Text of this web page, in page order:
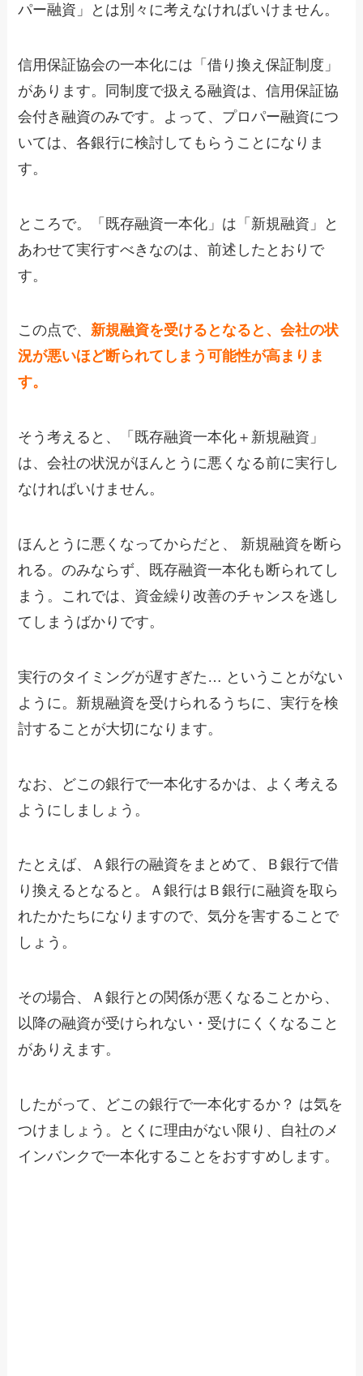
パー融資」とは別々に考えなければいけません。
信用保証協会の一本化には「借り換え保証制度」
があります。同制度で扱える融資は、信用保証協
会付き融資のみです。よって、プロパー融資につ
いては、各銀行に検討してもらうことになりま
す。
ところで。「既存融資一本化」は「新規融資」と
あわせて実行すべきなのは、前述したとおりで
す。
この点で、新規融資を受けるとなると、会社の状
況が悪いほど断られてしまう可能性が高まりま
す。
そう考えると、「既存融資一本化＋新規融資」
は、会社の状況がほんとうに悪くなる前に実行し
なければいけません。
ほんとうに悪くなってからだと、 新規融資を断ら
れる。のみならず、既存融資一本化も断られてし
まう。これでは、資金繰り改善のチャンスを逃し
てしまうばかりです。
実行のタイミングが遅すぎた… ということがない
ように。新規融資を受けられるうちに、実行を検
討することが大切になります。
なお、どこの銀行で一本化するかは、よく考える
ようにしましょう。
たとえば、Ａ銀行の融資をまとめて、Ｂ銀行で借
り換えるとなると。Ａ銀行はＢ銀行に融資を取ら
れたかたちになりますので、気分を害することで
しょう。
その場合、Ａ銀行との関係が悪くなることから、
以降の融資が受けられない・受けにくくなること
がありえます。
したがって、どこの銀行で一本化するか？ は気を
つけましょう。とくに理由がない限り、自社のメ
インバンクで一本化することをおすすめします。